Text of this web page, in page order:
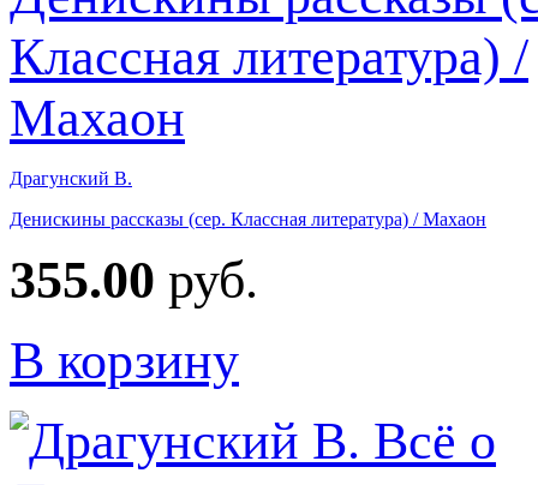
Драгунский В.
Денискины рассказы (сер. Классная литература) / Махаон
355.00 руб.
В корзину